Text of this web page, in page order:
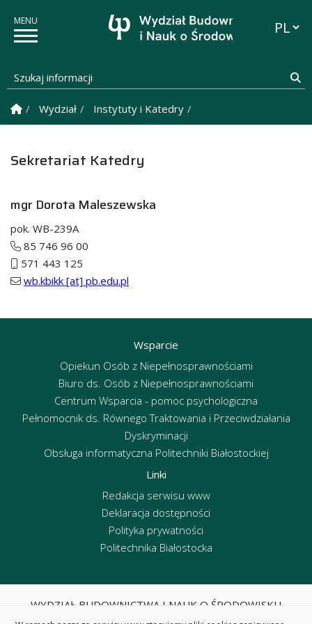
Szukaj informacji
Strona Główna
Wydział Instytuty i Katedry
Sekretariat Katedry
mgr Dorota Maleszewska
pok. WB-239A
85 746 96 00
571 443 125
wb.kbikk [at] pb.edu.pl
Wsparcie
Opiekun Osób z Niepełnosprawnościami
Biuro ds. Osób z Niepełnosprawnościami
Centrum Wsparcia - pomoc psychologiczna
Pełnomocnik ds. Równego Traktowania i Przeciwdziałania
Dyskryminacji
Obsługa informatyczna Politechniki Białostockiej
Linki
Redakcja serwisu www
Deklaracja dostępności
Polityka prywatności
Politechnika Białostocka
WYDZIAŁ BUDOWNICTWA I NAUK O ŚRODOWISKU